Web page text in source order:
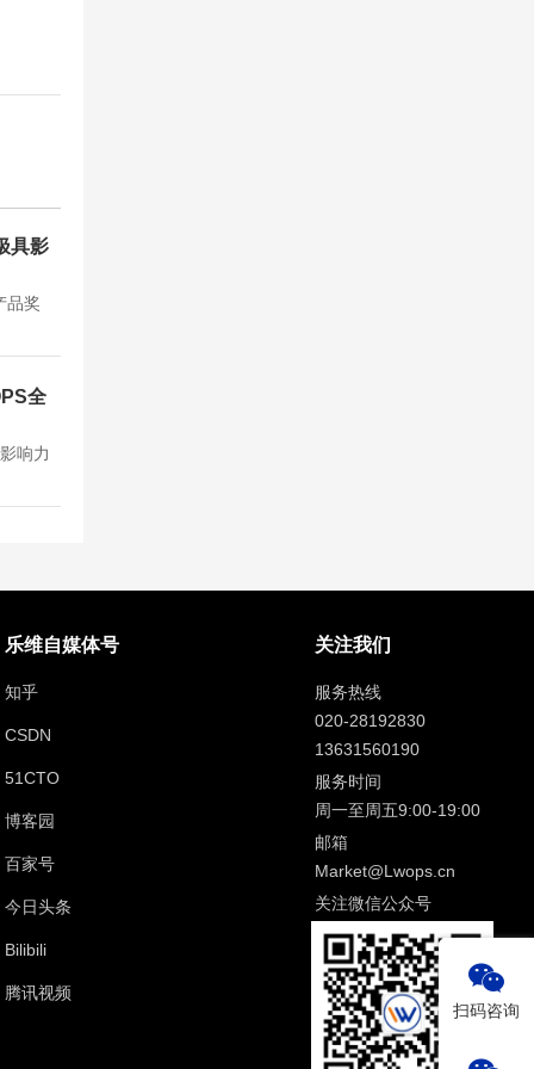
具影
品奖
全
响力
乐维自媒体号
知乎
CSDN
51CTO
博客园
百家号
今日头条
Bilibili
腾讯视频
关注我们
服务热线
020-28192830
13631560190
服务时间
周一至周五9:00-19:00
邮箱
Market@Lwops.cn
关注微信公众号
扫码咨询